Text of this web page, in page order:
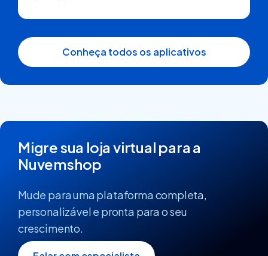
Conheça todos os aplicativos
Migre sua loja virtual para a
Nuvemshop
Mude para uma plataforma completa,
personalizável e pronta para o seu
crescimento.